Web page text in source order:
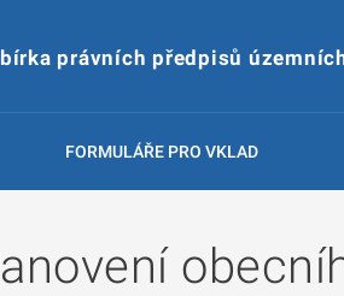
právních předpisů
FORMULÁŘE PRO VKLAD